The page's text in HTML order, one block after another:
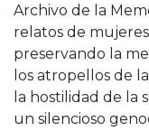
Archivo de la
relatos de
preservando la
los atropellos de
la hostilidad de la
un silencioso